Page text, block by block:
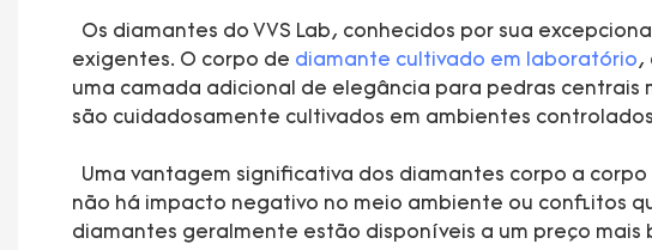
Os diamantes do VVS Lab, conhecidos por sua
exigentes. O corpo de diamante cultivado em laboratório,
uma camada adicional de elegância para pedras
são cuidadosamente cultivados em ambientes
Uma vantagem significativa dos diamantes corpo a
não há impacto negativo no meio ambiente ou conflitos
diamantes geralmente estão disponíveis a um preço